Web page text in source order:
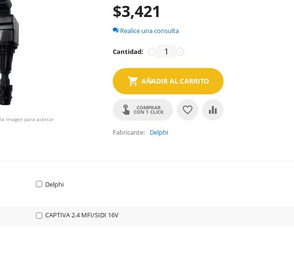
imagen para acercar
$3,421
Realice una consulta
Cantidad: +
−
AÑADIR AL CARRITO
COMPRAR
CON 1 CLICK
Fabricante Delphi
Delphi
CAPTIVA 2.4 MFI/SIDI 16V